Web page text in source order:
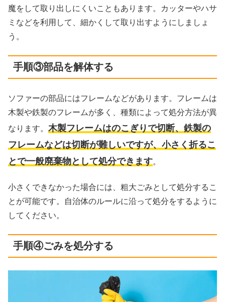
魔をして取り出しにくいこともあります。カッターやハサ
ミなどを利用して、細かくして取り出すようにしましょ
う。
手順③部品を解体する
ソファーの部品にはフレームなどがあります。フレームは
木製や鉄製のフレームが多く、種類によって処分方法が異
なります。 木製フレームはのこぎりで切断、鉄製の
フレームなどは切断が難しいですが、小さく折るこ
とで一般廃棄物として処分できます。
小さくできなかった場合には、粗大ごみとして処分するこ
とが可能です。自治体のルールに沿って処分をするように
してください。
手順④ごみを処分する